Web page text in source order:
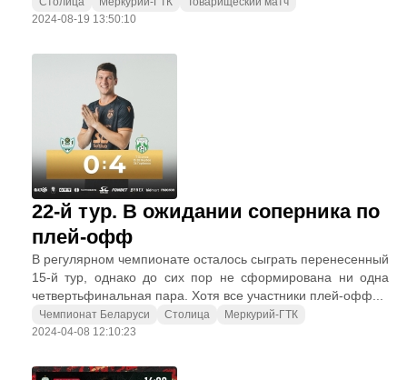
2024-08-19 13:50:10
22-й тур. В ожидании соперника по
плей-офф
В регулярном чемпионате осталось сыграть перенесенный
15-й тур, однако до сих пор не сформирована ни одна
четвертьфинальная пара. Хотя все участники плей-офф...
Чемпионат Беларуси Столица
Меркурий-ГТК
2024-04-08 12:10:23